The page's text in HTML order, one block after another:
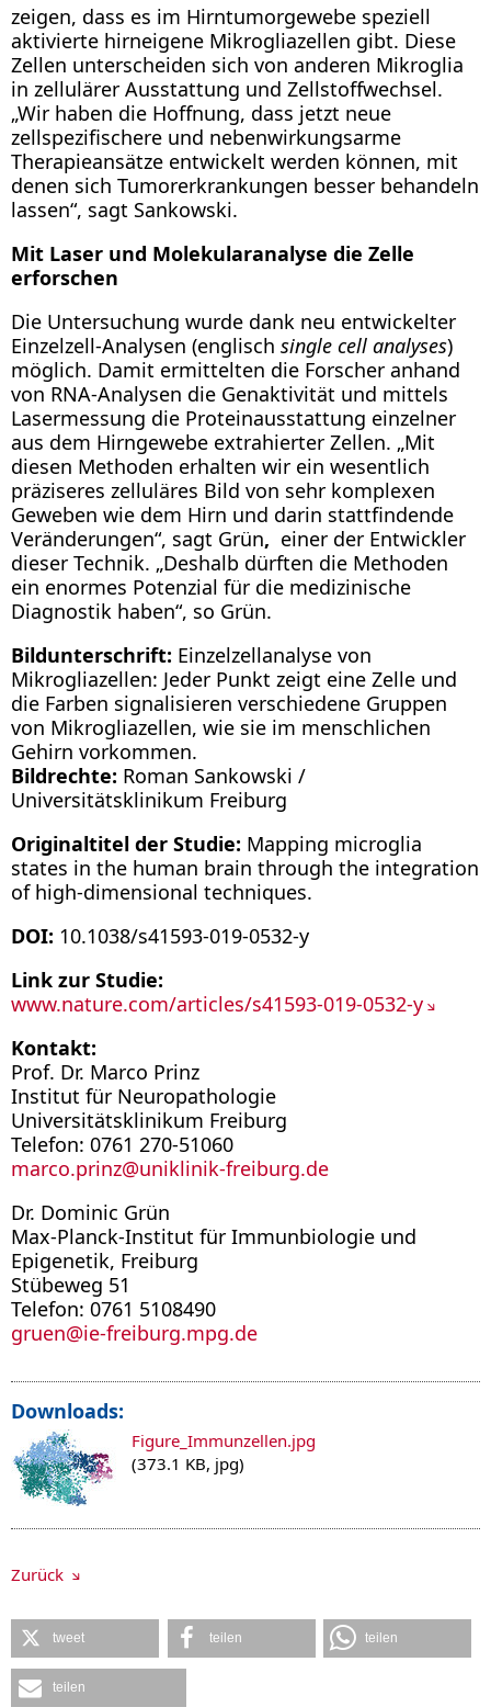
zeigen, dass es im Hirntumorgewebe speziell
aktivierte hirneigene Mikrogliazellen gibt. Diese
Zellen unterscheiden sich von anderen Mikroglia
in zellulärer Ausstattung und Zellstoffwechsel.
„Wir haben die Hoffnung, dass jetzt neue
zellspezifischere und nebenwirkungsarme
Therapieansätze entwickelt werden können, mit
denen sich Tumorerkrankungen besser behandeln
lassen“, sagt Sankowski.
Mit Laser und Molekularanalyse die Zelle
erforschen
Die Untersuchung wurde dank neu entwickelter
Einzelzell-Analysen (englisch single cell analyses)
möglich. Damit ermittelten die Forscher anhand
von RNA-Analysen die Genaktivität und mittels
Lasermessung die Proteinausstattung einzelner
aus dem Hirngewebe extrahierter Zellen. „Mit
diesen Methoden erhalten wir ein wesentlich
präziseres zelluläres Bild von sehr komplexen
Geweben wie dem Hirn und darin stattfindende
Veränderungen“, sagt Grün, einer der Entwickler
dieser Technik. „Deshalb dürften die Methoden
ein enormes Potenzial für die medizinische
Diagnostik haben“, so Grün.
Bildunterschrift: Einzelzellanalyse von
Mikrogliazellen: Jeder Punkt zeigt eine Zelle und
die Farben signalisieren verschiedene Gruppen
von Mikrogliazellen, wie sie im menschlichen
Gehirn vorkommen.
Bildrechte: Roman Sankowski /
Universitätsklinikum Freiburg
Originaltitel der Studie: Mapping microglia
states in the human brain through the integration
of high-dimensional techniques.
DOI: 10.1038/s41593-019-0532-y
Link zur Studie:
www.nature.com/articles/s41593-019-0532-y
Kontakt:
Prof. Dr. Marco Prinz
Institut für Neuropathologie
Universitätsklinikum Freiburg
Telefon: 0761 270-51060
marco.prinz@uniklinik-freiburg.de
Dr. Dominic Grün
Max-Planck-Institut für Immunbiologie und
Epigenetik, Freiburg
Stübeweg 51
Telefon: 0761 5108490
gruen@ie-freiburg.mpg.de
Downloads:
Figure_Immunzellen.jpg
(373.1 KB, jpg)
Zurück
tweet teilen teilen
teilen